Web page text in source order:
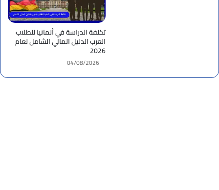
تكلفة الدراسة في ألمانيا للطلاب
العرب الدليل المالي الشامل لعام
2026
04/08/2026